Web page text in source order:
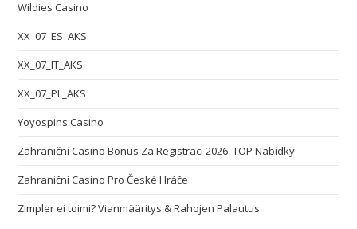
Wildies Casino
XX_07_ES_AKS
XX_07_IT_AKS
XX_07_PL_AKS
Yoyospins Casino
Zahraniční Casino Bonus Za Registraci 2026: TOP Nabídky
Zahraniční Casino Pro České Hráče
Zimpler ei toimi? Vianmääritys & Rahojen Palautus